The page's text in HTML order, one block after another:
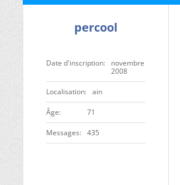
percool
Date d'inscription
novembre
2008
Localisation ain
ge 71
Messages 435